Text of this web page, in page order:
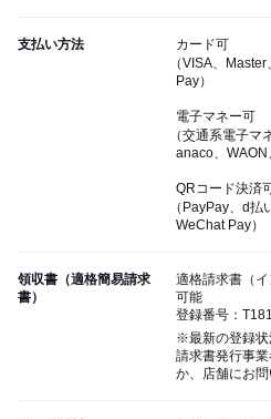
支払い方法
カード可
（VISA、
Pay）
電子マネー可
（交通系電子
anaco、WAON
QRコード決済
（PayPay、d払
WeChat Pay）
領収書（適格簡易請求
書）
適格請求書（
可能
登録番号：
※最新の登録状
請求書発行事
か、店舗にお問